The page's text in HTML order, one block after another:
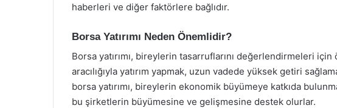
haberleri ve diğer faktörlere bağlıdır.
Borsa Yatırımı Neden Önemlidir?
Borsa yatırımı, bireylerin tasarruflarını değerlendirmeleri
aracılığıyla yatırım yapmak, uzun vadede yüksek getiri
borsa yatırımı, bireylerin ekonomik büyümeye katkıda
bu şirketlerin büyümesine ve gelişmesine destek olurlar.